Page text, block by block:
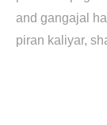
and gangajal
piran kaliyar